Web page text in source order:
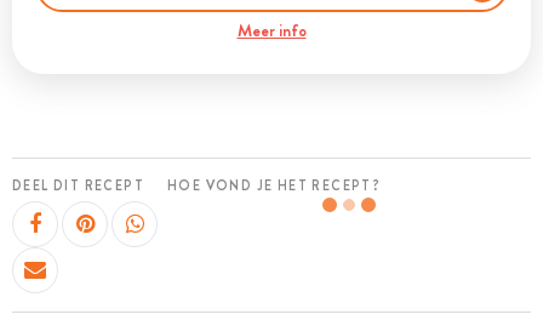
Meer info
DEEL DIT RECEPT HOE VOND JE HET RECEPT?